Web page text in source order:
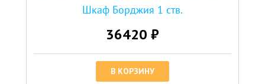
Шкаф Борджия 1 ств.
36420 ₽
В КОРЗИНУ